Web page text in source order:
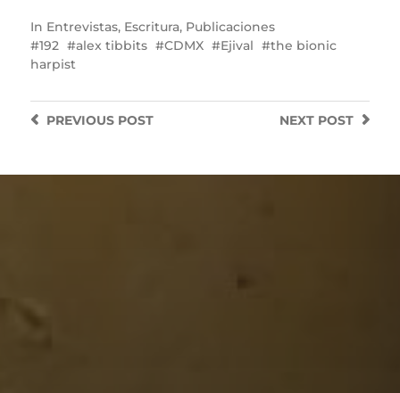
In Entrevistas, Escritura, Publicaciones
192
alex tibbits CDMX Ejival
the bionic
harpist
NEXT POST
PREVIOUSPOST